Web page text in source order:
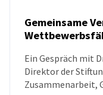
Gemeinsame
Ein Gespräch mit
Direktor der
Zusammenarbeit,